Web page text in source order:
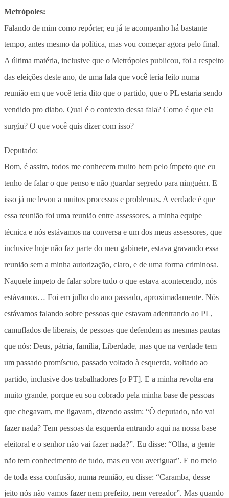
Metrópoles:
Falando de mim como repórter, eu já te acompanho há bastante
tempo, antes mesmo da política, mas vou começar agora pelo final.
A última matéria, inclusive que o Metrópoles publicou, foi a respeito
das eleições deste ano, de uma fala que você teria feito numa
reunião em que você teria dito que o partido, que o PL estaria sendo
vendido pro diabo. Qual é o contexto dessa fala? Como é que ela
surgiu? O que você quis dizer com isso?
Deputado:
Bom, é assim, todos me conhecem muito bem pelo ímpeto que eu
tenho de falar o que penso e não guardar segredo para ninguém. E
isso já me levou a muitos processos e problemas. A verdade é que
essa reunião foi uma reunião entre assessores, a minha equipe
técnica e nós estávamos na conversa e um dos meus assessores, que
inclusive hoje não faz parte do meu gabinete, estava gravando essa
reunião sem a minha autorização, claro, e de uma forma criminosa.
Naquele ímpeto de falar sobre tudo o que estava acontecendo, nós
estávamos… Foi em julho do ano passado, aproximadamente. Nós
estávamos falando sobre pessoas que estavam adentrando ao PL,
camuflados de liberais, de pessoas que defendem as mesmas pautas
que nós: Deus, pátria, família, Liberdade, mas que na verdade tem
um passado promíscuo, passado voltado à esquerda, voltado ao
partido, inclusive dos trabalhadores [o PT]. E a minha revolta era
muito grande, porque eu sou cobrado pela minha base de pessoas
que chegavam, me ligavam, dizendo assim: “Ô deputado, não vai
fazer nada? Tem pessoas da esquerda entrando aqui na nossa base
eleitoral e o senhor não vai fazer nada?”. Eu disse: “Olha, a gente
não tem conhecimento de tudo, mas eu vou averiguar”. E no meio
de toda essa confusão, numa reunião, eu disse: “Caramba, desse
jeito nós não vamos fazer nem prefeito, nem vereador”. Mas quando